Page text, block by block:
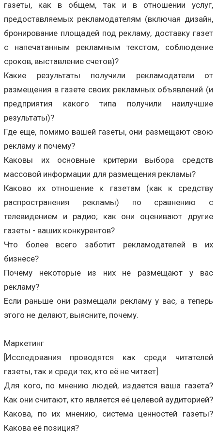
газеты, как в общем, так и в отношении услуг,
предоставляемых рекламодателям (включая дизайн,
бронирование площадей под рекламу, доставку газет
с напечатанным рекламным текстом, соблюдение
сроков, выставление счетов)?
Какие результаты получили рекламодатели от
размещения в газете своих рекламных объявлений (и
предприятия какого типа получили наилучшие
результаты)?
Где еще, помимо вашей газеты, они размещают свою
рекламу и почему?
Каковы их основные критерии выбора средств
массовой информации для размещения рекламы?
Каково их отношение к газетам (как к средству
распространения рекламы) по сравнению с
телевидением и радио; как они оценивают другие
газеты - ваших конкурентов?
Что более всего заботит рекламодателей в их
бизнесе?
Почему некоторые из них не размещают у вас
рекламу?
Если раньше они размещали рекламу у вас, а теперь
этого не делают, выясните, почему.
Маркетинг
[Исследования проводятся как среди читателей
газеты, так и среди тех, кто её не читает]
Для кого, по мнению людей, издается ваша газета?
Как они считают, кто является её целевой аудиторией?
Какова, по их мнению, система ценностей газеты?
Какова её позиция?